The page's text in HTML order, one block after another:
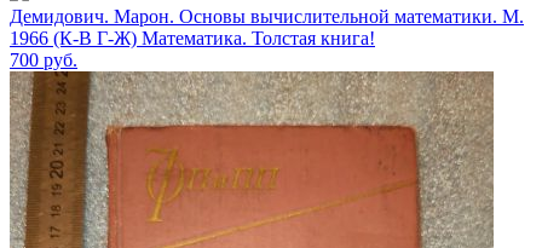
Демидович. Марон. Основы вычислительной математики. М.
1966 (К-В Г-Ж) Математика. Толстая книга!
700 руб.